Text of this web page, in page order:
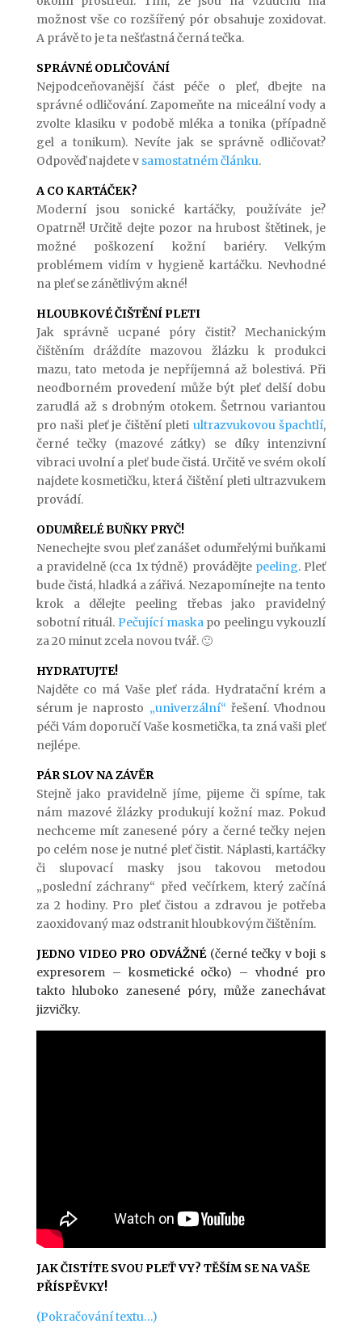
možnost vše co rozšířený pór obsahuje zoxidovat.
A právě to je ta nešťastná černá tečka.
SPRÁVNÉ ODLIČOVÁNÍ
Nejpodceňovanější část péče o pleť, dbejte na
správné odličování. Zapomeňte na miceální vody a
zvolte klasiku v podobě mléka a tonika (případně
gel a tonikum). Nevíte jak se správně odličovat?
Odpověď najdete v samostatném článku.
A CO KARTÁČEK?
Moderní jsou sonické kartáčky, používáte je?
Opatrně! Určitě dejte pozor na hrubost štětinek, je
možné poškození kožní bariéry. Velkým
problémem vidím v hygieně kartáčku. Nevhodné
na pleť se zánětlivým akné!
HLOUBKOVÉ ČIŠTĚNÍ PLETI
Jak správně ucpané póry čistit? Mechanickým
čištěním dráždíte mazovou žlázku k produkci
mazu, tato metoda je nepříjemná až bolestivá. Při
neodborném provedení může být pleť delší dobu
zarudlá až s drobným otokem. Šetrnou variantou
pro naši pleť je čištění pleti ultrazvukovou špachtlí,
černé tečky (mazové zátky) se díky intenzivní
vibraci uvolní a pleť bude čistá. Určitě ve svém okolí
najdete kosmetičku, která čištění pleti ultrazvukem
provádí.
ODUMŘELÉ BUŇKY PRYČ!
Nenechejte svou pleť zanášet odumřelými buňkami
a pravidelně (cca 1x týdně) provádějte peeling. Pleť
bude čistá, hladká a zářivá. Nezapomínejte na tento
krok a dělejte peeling třebas jako pravidelný
sobotní rituál. Pečující maskapo peelingu vykouzlí
za 20 minut zcela novou tvář. 🙂
HYDRATUJTE!
Najděte co má Vaše pleť ráda. Hydratační krém a
sérum je naprosto „univerzální“ řešení. Vhodnou
péči Vám doporučí Vaše kosmetička, ta zná vaši pleť
nejlépe.
PÁR SLOV NA ZÁVĚR
Stejně jako pravidelně jíme, pijeme či spíme, tak
nám mazové žlázky produkují kožní maz. Pokud
nechceme mít zanesené póry a černé tečky nejen
po celém nose je nutné pleť čistit. Náplasti, kartáčky
či slupovací masky jsou takovou metodou
„poslední záchrany“ před večírkem, který začíná
za 2 hodiny. Pro pleť čistou a zdravou je potřeba
zaoxidovaný maz odstranit hloubkovým čištěním.
JEDNO VIDEO PRO ODVÁŽNÉ(černé tečky v boji s
expresorem – kosmetické očko) – vhodné pro
takto hluboko zanesené póry, může zanechávat
jizvičky.
JAK ČISTÍTE SVOU PLEŤ VY? TĚŠÍM SE NA VAŠE
PŘÍSPĚVKY!
(Pokračování textu…)